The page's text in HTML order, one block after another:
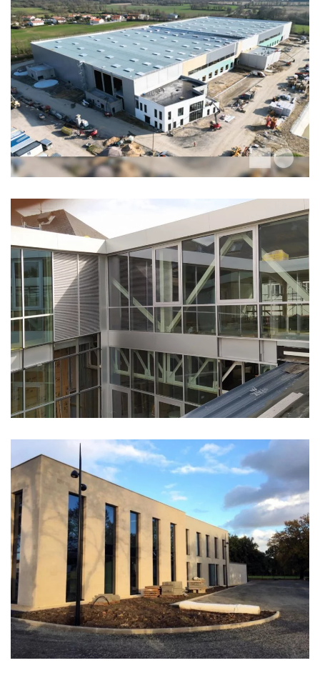
LE ROY LOGISTIQUE 2
BUREAUX VUPAR
BUREAUX MOTEC